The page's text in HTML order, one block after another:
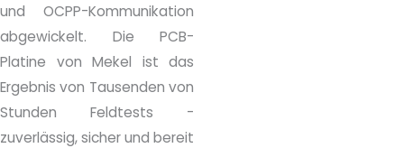
und OCPP-Kommunikation
abgewickelt. Die PCB-
Platine von Mekel ist das
Ergebnis von Tausenden von
Stunden Feldtests -
zuverlässig, sicher und bereit